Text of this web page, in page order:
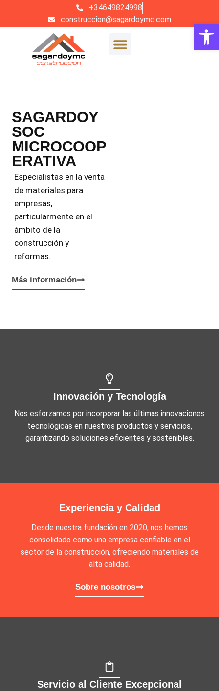
Abrir
+34649824998
construccion@sagardoymc.com
SAGARDOY
SOC
MICROCOOP
ERATIVA
Especialistas en la venta
de materiales para
empresas,
particularmente en el
ámbito de la
construcción y
reformas.
Más información
Innovación y Tecnología
Nos esforzamos por incorporar las últimas innovaciones
tecnológicas en nuestros productos y servicios,
garantizando soluciones eficientes y sostenibles.
Experiencia y Calidad
Desde nuestra fundación en 2020, nos hemos
consolidado como una empresa confiable en el
sector de la construcción, ofreciendo materiales de
alta calidad.
Sobre nosotros
Servicio al Cliente Excepcional